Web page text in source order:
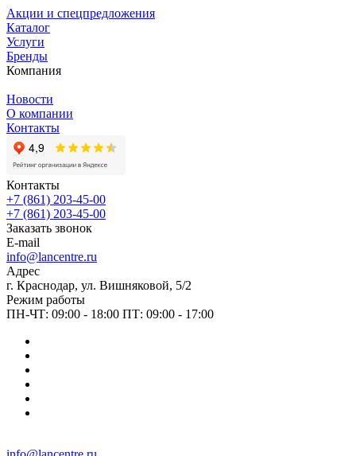
Акции и спецпредложения
Каталог
Услуги
Бренды
Компания
Новости
О компании
Контакты
Контакты
+7 (861) 203-45-00
+7 (861) 203-45-00
Заказать звонок
E-mail
info@lancentre.ru
Адрес
г. Краснодар, ул. Вишняковой, 5/2
Режим работы
ПН-ЧТ: 09:00 - 18:00 ПТ: 09:00 - 17:00